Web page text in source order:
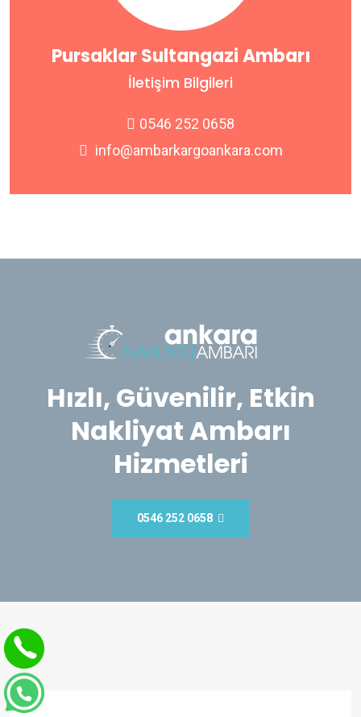
Pursaklar Sultangazi Ambarı
İletişim Bilgileri
0546 252 0658
info@ambarkargoankara.com
Hızlı, Güvenilir, Etkin
Nakliyat Ambarı
Hizmetleri
0546 252 0658